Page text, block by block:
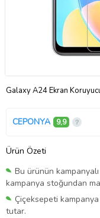
Galaxy A24 Ekran
CEPONYA 9,9
Ürün Özeti
Bu ürünün kampanyalı
kampanya stoğundan
Çiçeksepeti kampanya
tutar.